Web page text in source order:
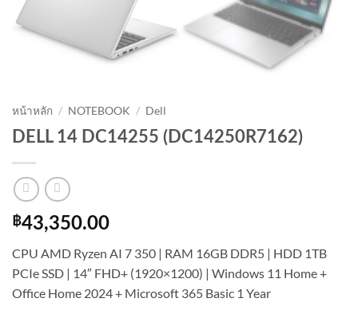
หน้าหลัก / NOTEBOOK / Dell
DELL 14 DC14255 (DC14250R7162)
฿43,350.00
CPU AMD Ryzen AI 7 350 | RAM 16GB DDR5 | HDD 1TB
PCIe SSD | 14″ FHD+ (1920×1200) | Windows 11 Home +
Office Home 2024 + Microsoft 365 Basic 1 Year